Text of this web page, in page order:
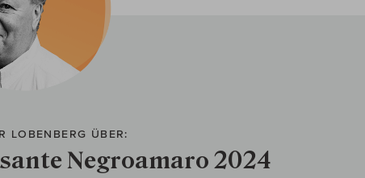
LOBENBERG ÜBER:
Negroamaro 2024